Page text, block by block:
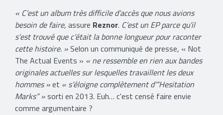
« C’est un album très difficile d’accès que nous avions
besoin de faire, assure Reznor. C’est un EP parce qu’il
s’est trouvé que c’était la bonne longueur pour raconter
cette histoire. »Selon un communiqué de presse, « Not
The Actual Events » « ne ressemble en rien aux bandes
originales actuelles sur lesquelles travaillent les deux
hommes »et « s’éloigne complètement d’“Hesitation
Marks” »sorti en 2013. Euh… c'est censé faire envie
comme argumentaire ?